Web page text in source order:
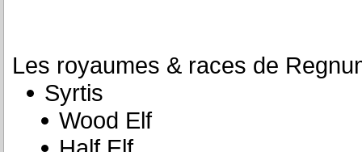
Les royaumes & races de
Syrtis
Wood Elf